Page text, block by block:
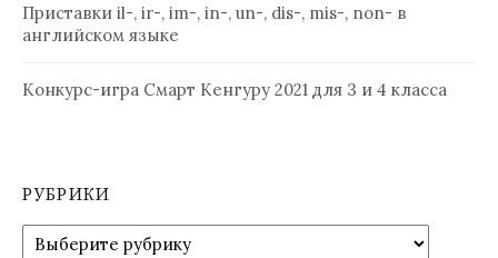
Приставки il-, ir-, im-, in-, un-, dis-, mis-, non- в
английском языке
Конкурс-игра Смарт Кенгуру 2021 для 3 и 4 класса
РУБРИКИ
Рубрики